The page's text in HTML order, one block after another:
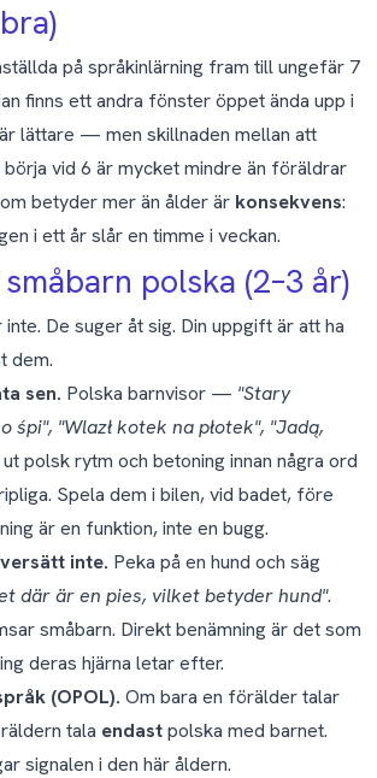
på språkinlärning fram till ungefär 7
finns ett andra fönster öppet ända upp i
lättare — men skillnaden mellan att
vid 6 är mycket mindre än föräldrar
betyder mer än ålder är konsekvens:
i ett år slår en timme i veckan.
polska (2–3 år)
De suger åt sig. Din uppgift är att ha
dem.
sen. Polska barnvisor — "Stary
śpi", "Wlazł kotek na płotek", "Jadą,
polsk rytm och betoning innan några ord
Spela dem i bilen, vid badet, före
är en funktion, inte en bugg.
inte. Peka på en hund och säg
där är en pies, vilket betyder hund".
småbarn. Direkt benämning är det som
deras hjärna letar efter.
(OPOL). Om bara en förälder talar
tala endastpolska med barnet.
signalen i den här åldern.